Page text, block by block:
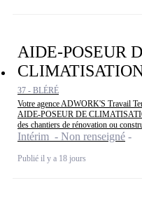
AIDE-POSEUR
37 - BLÉRÉ
Votre agence ADWORK'S Travail
AIDE-POSEUR DE
des chantiers de rénovation ou
Intérim - Non renseigné
Publié il y a 18 jours